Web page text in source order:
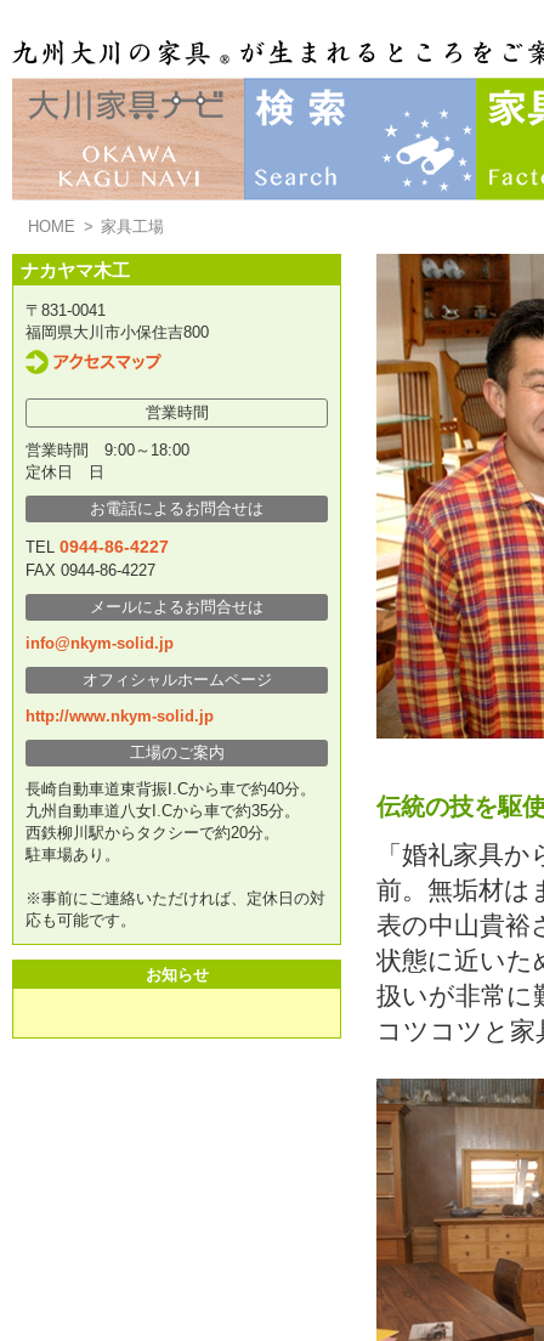
HOME > 家具工場
伝統の技を駆
「婚礼家具
前。無垢材は
表の中山貴裕
状態に近いた
扱いが非常に
コツコツと
ナカヤマ木工
〒831-0041
福岡県大川市小保住吉800
営業時間
営業時間 9:00～18:00
定休日 日
お電話によるお問合せは
TEL 0944-86-4227
FAX 0944-86-4227
メールによるお問合せは
info@nkym-solid.jp
オフィシャルホームページ
http://www.nkym-solid.jp
工場のご案内
長崎自動車道東背振I.Cから車で約40分。
九州自動車道八女I.Cから車で約35分。
西鉄柳川駅からタクシーで約20分。
駐車場あり。
※事前にご連絡いただければ、定休日の対
応も可能です。
お知らせ